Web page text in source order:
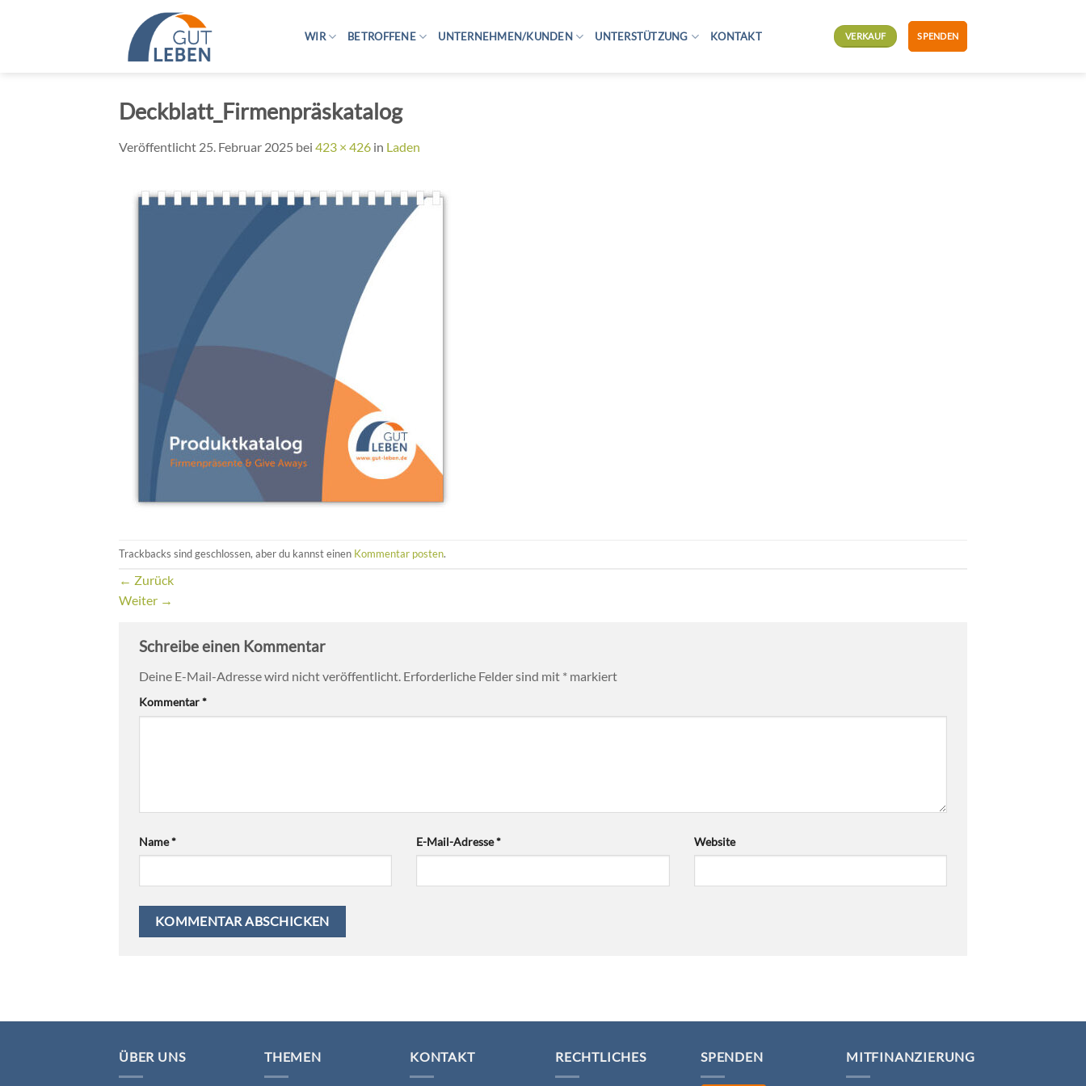
WIR BETROFFENE UNTERNEHMEN/KUNDEN UNTERSTÜTZUNG KONTAKT VERKAUF SPENDEN
Deckblatt_Firmenpräskatalog
Veröffentlicht 25. Februar 2025 bei 423 × 426 in Laden
Trackbacks sind geschlossen, aber du kannst einen Kommentar posten.
← Zurück
Weiter →
Schreibe einen Kommentar
Deine E-Mail-Adresse wird nicht veröffentlicht. Erforderliche Felder sind mit * markiert
Kommentar*
Name* E-Mail-Adresse* Website
ÜBER UNS THEMEN KONTAKT RECHTLICHES SPENDEN MITFINANZIERUNG